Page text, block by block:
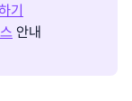
기
안내